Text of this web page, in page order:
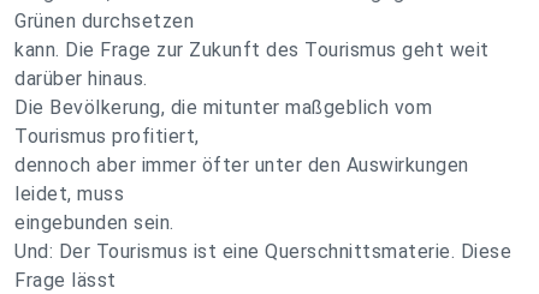
Grünen durchsetzen
kann. Die Frage zur Zukunft des Tourismus geht weit
darüber hinaus.
Die Bevölkerung, die mitunter maßgeblich vom
Tourismus profitiert,
dennoch aber immer öfter unter den Auswirkungen
leidet, muss
eingebunden sein.
Und: Der Tourismus ist eine Querschnittsmaterie. Diese
Frage lässt